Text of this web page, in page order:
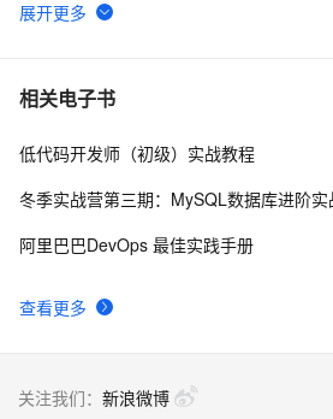
6 MongoDB 生态 - 可视化管理工具
7 DRDS 数据恢复重磅发布，全方位保障
8 PostgreSQL upsert功能(insert on
相关电子书
查看更多
低代码开发师（初级）实战教程
冬季实战营第三期：MySQL数据库进阶实
阿里巴巴DevOps 最佳实践手册
关注我们： 新浪微博